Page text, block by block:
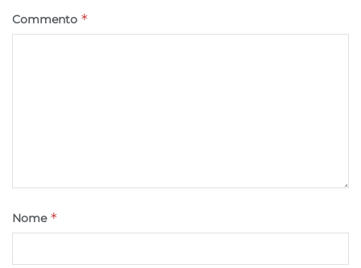
Funzionalità
Garantire la sicurezza, prevenire e
Commento *
Nome *